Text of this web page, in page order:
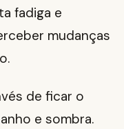
fadiga e
mudanças
de ficar o
e sombra.